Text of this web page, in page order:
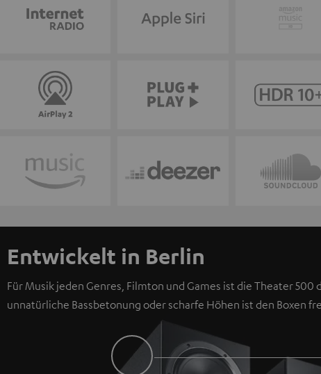
Entwickelt in Berlin
Für Musik jeden Genres, Filmton und Games ist die Theater
unnatürliche Bassbetonung oder scharfe Höhen ist den Boxen